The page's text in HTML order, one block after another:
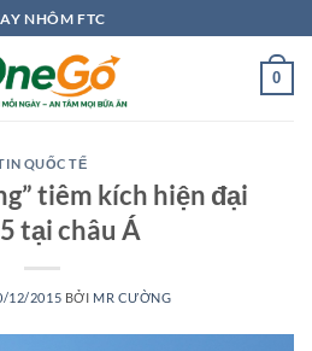
NHÔM FTC
0
QUỐC TẾ
tiêm kích hiện đại
tại châu Á
12/2015 BỞI MR CƯỜNG